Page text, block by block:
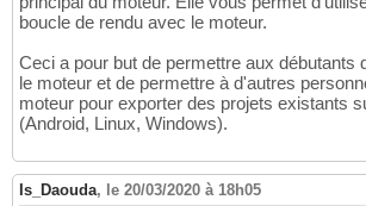
boucle de rendu avec le moteur.
Ceci a pour but de permettre aux débutants
le moteur et de permettre à d'autres
moteur pour exporter des projets existants
(Android, Linux, Windows).
Is_Daouda, le 20/03/2020 à 18h05